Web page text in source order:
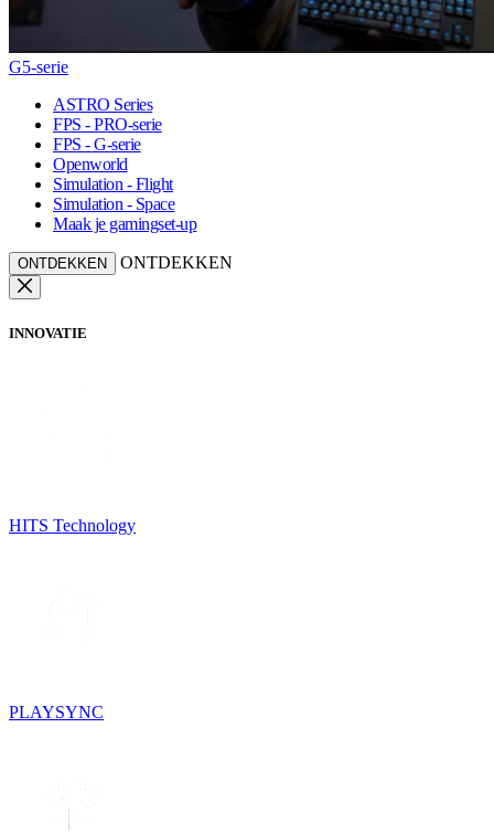
G5-serie
ASTRO Series
FPS - PRO-serie
FPS - G-serie
Openworld
Simulation - Flight
Simulation - Space
Maak je gamingset-up
ONTDEKKEN ONTDEKKEN
INNOVATIE
HITS Technology
PLAYSYNC